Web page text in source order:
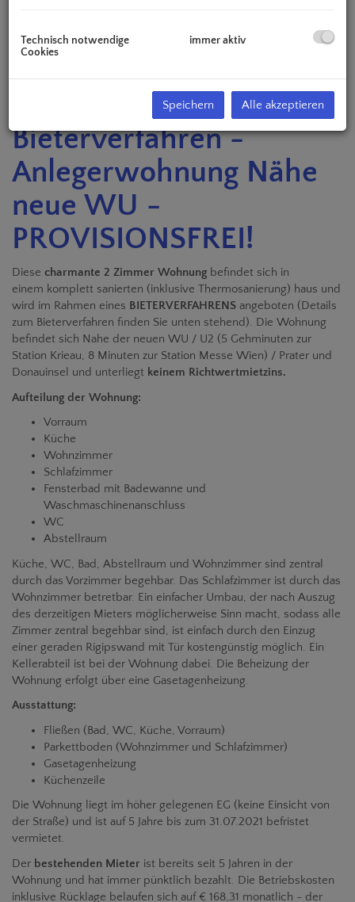
Beschreibung
4,16% Rendite -
Bieterverfahren -
Anlegerwohnung Nähe
neue WU -
PROVISIONSFREI!
Diese charmante 2 Zimmer Wohnung befindet sich in
einem komplett sanierten (inklusive Thermosanierung) haus und
wird im Rahmen eines BIETERVERFAHRENS angeboten (Details
zum Bieterverfahren finden Sie unten stehend). Die Wohnung
befindet sich Nahe der neuen WU / U2 (5 Gehminuten zur
Station Krieau, 8 Minuten zur Station Messe Wien) / Prater und
Donauinsel und unterliegt keinem Richtwertmietzins.
Aufteilung der Wohnung:
Vorraum
Küche
Wohnzimmer
Schlafzimmer
Fensterbad mit Badewanne und
Waschmaschinenanschluss
WC
Abstellraum
Küche, WC, Bad, Abstellraum und Wohnzimmer sind zentral
durch das Vorzimmer begehbar. Das Schlafzimmer ist durch das
Wohnzimmer betretbar. Ein einfacher Umbau, der nach Auszug
des derzeitigen Mieters möglicherweise Sinn macht, sodass alle
Zimmer zentral begehbar sind, ist einfach durch den Einzug
einer geraden Rigipswand mit Tür kostengünstig möglich. Ein
Kellerabteil ist bei der Wohnung dabei. Die Beheizung der
Wohnung erfolgt über eine Gasetagenheizung.
Ausstattung:
Fließen (Bad, WC, Küche, Vorraum)
Parkettboden (Wohnzimmer und Schlafzimmer)
Gasetagenheizung
Küchenzeile
Die Wohnung liegt im höher gelegenen EG (keine Einsicht von
der Straße) und ist auf 5 Jahre bis zum 31.07.2021 befristet
vermietet.
Der bestehenden Mieter ist bereits seit 5 Jahren in der
Wohnung und hat immer pünktlich bezahlt. Die Betriebskosten
inklusive Rücklage belaufen sich auf € 168,31 monatlich - der
Technisch notwendige
Cookies
immer aktiv
Speichern Alle akzeptieren